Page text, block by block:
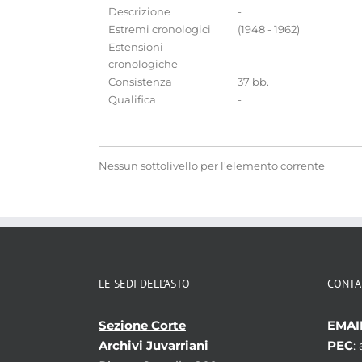
Descrizione
-
Estremi cronologici
(1948 - 1962)
Estensioni
cronologiche
-
Consistenza
37 bb.
Qualifica
-
Nessun sottolivello per l'elemento corrente
LE SEDI DELL’ASTO
Sezione Corte
Archivi Juvarriani
PEC: